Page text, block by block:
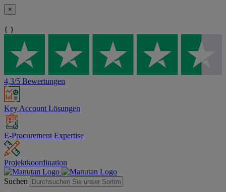
×
{ }
4,3/5 Bewertungen
Key Account Lösungen
E-Procurement Expertise
Projektkoordination
Suchen